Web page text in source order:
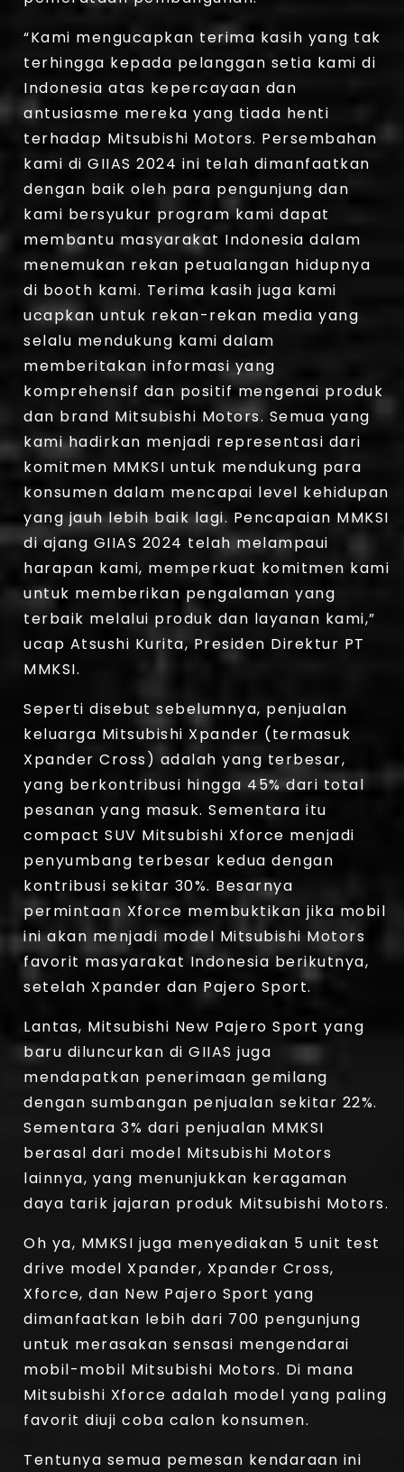
“Kami mengucapkan terima kasih yang tak
terhingga kepada pelanggan setia kami di
Indonesia atas kepercayaan dan
antusiasme mereka yang tiada henti
terhadap Mitsubishi Motors. Persembahan
kami di GIIAS 2024 ini telah dimanfaatkan
dengan baik oleh para pengunjung dan
kami bersyukur program kami dapat
membantu masyarakat Indonesia dalam
menemukan rekan petualangan hidupnya
di booth kami. Terima kasih juga kami
ucapkan untuk rekan-rekan media yang
selalu mendukung kami dalam
memberitakan informasi yang
komprehensif dan positif mengenai produk
dan brand Mitsubishi Motors. Semua yang
kami hadirkan menjadi representasi dari
komitmen MMKSI untuk mendukung para
konsumen dalam mencapai level kehidupan
yang jauh lebih baik lagi. Pencapaian MMKSI
di ajang GIIAS 2024 telah melampaui
harapan kami, memperkuat komitmen kami
untuk memberikan pengalaman yang
terbaik melalui produk dan layanan kami,”
ucap Atsushi Kurita, Presiden Direktur PT
MMKSI.
Seperti disebut sebelumnya, penjualan
keluarga Mitsubishi Xpander (termasuk
Xpander Cross) adalah yang terbesar,
yang berkontribusi hingga 45% dari total
pesanan yang masuk. Sementara itu
compact SUV Mitsubishi Xforce menjadi
penyumbang terbesar kedua dengan
kontribusi sekitar 30%. Besarnya
permintaan Xforce membuktikan jika mobil
ini akan menjadi model Mitsubishi Motors
favorit masyarakat Indonesia berikutnya,
setelah Xpander dan Pajero Sport.
Lantas, Mitsubishi New Pajero Sport yang
baru diluncurkan di GIIAS juga
mendapatkan penerimaan gemilang
dengan sumbangan penjualan sekitar 22%.
Sementara 3% dari penjualan MMKSI
berasal dari model Mitsubishi Motors
lainnya, yang menunjukkan keragaman
daya tarik jajaran produk Mitsubishi Motors.
Oh ya, MMKSI juga menyediakan 5 unit test
drive model Xpander, Xpander Cross,
Xforce, dan New Pajero Sport yang
dimanfaatkan lebih dari 700 pengunjung
untuk merasakan sensasi mengendarai
mobil-mobil Mitsubishi Motors. Di mana
Mitsubishi Xforce adalah model yang paling
favorit diuji coba calon konsumen.
Tentunya semua pemesan kendaraan ini